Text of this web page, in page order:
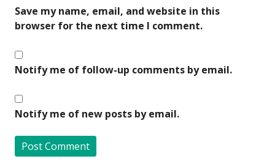
Save my name, email, and website in this
browser for the next time I comment.
Notify me of follow-up comments by email.
Notify me of new posts by email.